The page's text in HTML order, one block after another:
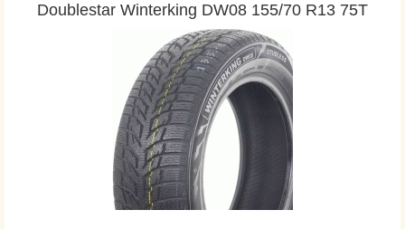
Doublestar Winterking DW08 155/70 R13 75T